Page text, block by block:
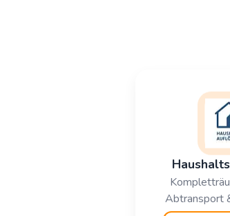
Abtransport